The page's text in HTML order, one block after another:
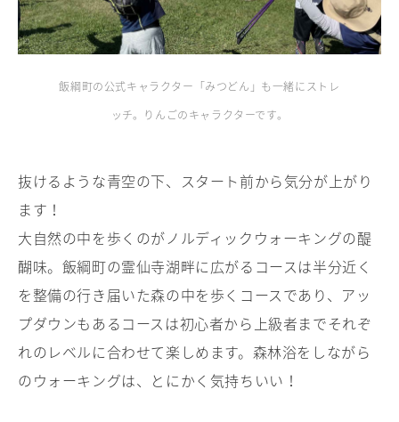
飯綱町の公式キャラクター「みつどん」も一緒にストレ
ッチ。りんごのキャラクターです。
抜けるような青空の下、スタート前から気分が上がり
ます！
大自然の中を歩くのがノルディックウォーキングの醍
醐味。飯綱町の霊仙寺湖畔に広がるコースは半分近く
を整備の行き届いた森の中を歩くコースであり、アッ
プダウンもあるコースは初心者から上級者までそれぞ
れのレベルに合わせて楽しめます。森林浴をしながら
のウォーキングは、とにかく気持ちいい！